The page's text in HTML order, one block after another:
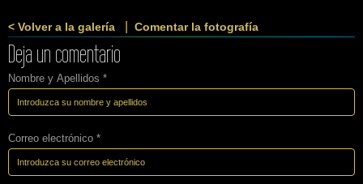
< Volver a la galería Comentar la fotografía
Deja un comentario
Nombre y Apellidos *
Correo electrónico *